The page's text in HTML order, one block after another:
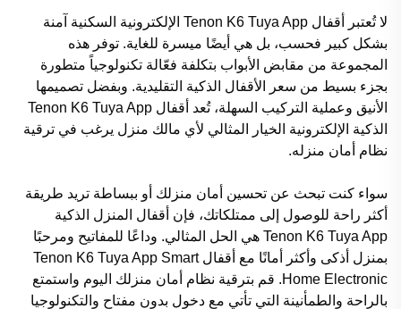
لا تُعتبر أقفال Tenon K6 Tuya App الإلكترونية السكنية آمنة
بشكل كبير فحسب، بل هي أيضًا ميسرة للغاية. توفر هذه
المجموعة من مقابض الأبواب بتكلفة فعّالة تكنولوجياً متطورة
بجزء بسيط من سعر الأقفال الذكية التقليدية. وبفضل تصميمها
الأنيق وعملية التركيب السهلة، تُعد أقفال Tenon K6 Tuya App
الذكية الإلكترونية الخيار المثالي لأي مالك منزل يرغب في ترقية
نظام أمان منزله.
سواء كنت تبحث عن تحسين أمان منزلك أو ببساطة تريد طريقة
أكثر راحة للوصول إلى ممتلكاتك، فإن أقفال المنزل الذكية
Tenon K6 Tuya App هي الحل المثالي. وداعًا للمفاتيح ومرحبًا
بمنزل أذكى وأكثر أمانًا مع أقفال Tenon K6 Tuya App Smart
Home Electronic. قم بترقية نظام أمان منزلك اليوم واستمتع
بالراحة والطمأنينة التي تأتي مع دخول بدون مفتاح والتكنولوجيا